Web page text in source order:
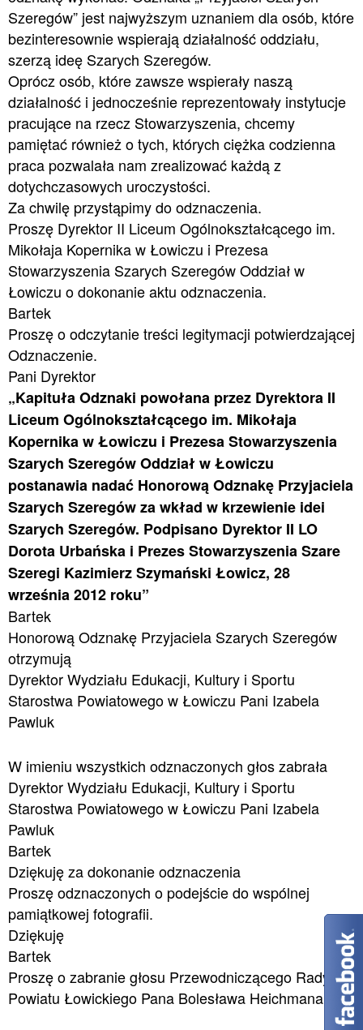
Szeregów” jest najwyższym uznaniem dla osób, które
bezinteresownie wspierają działalność oddziału,
szerzą ideę Szarych Szeregów.
Oprócz osób, które zawsze wspierały naszą
działalność i jednocześnie reprezentowały instytucje
pracujące na rzecz Stowarzyszenia, chcemy
pamiętać również o tych, których ciężka codzienna
praca pozwalała nam zrealizować każdą z
dotychczasowych uroczystości.
Za chwilę przystąpimy do odznaczenia.
Proszę Dyrektor II Liceum Ogólnokształcącego im.
Mikołaja Kopernika w Łowiczu i Prezesa
Stowarzyszenia Szarych Szeregów Oddział w
Łowiczu o dokonanie aktu odznaczenia.
Bartek
Proszę o odczytanie treści legitymacji potwierdzającej
Odznaczenie.
Pani Dyrektor
„Kapituła Odznaki powołana przez Dyrektora II
Liceum Ogólnokształcącego im. Mikołaja
Kopernika w Łowiczu i Prezesa Stowarzyszenia
Szarych Szeregów Oddział w Łowiczu
postanawia nadać Honorową Odznakę Przyjaciela
Szarych Szeregów za wkład w krzewienie idei
Szarych Szeregów. Podpisano Dyrektor II LO
Dorota Urbańska i Prezes Stowarzyszenia Szare
Szeregi Kazimierz Szymański Łowicz, 28
września 2012 roku”
Bartek
Honorową Odznakę Przyjaciela Szarych Szeregów
otrzymują
Dyrektor Wydziału Edukacji, Kultury i Sportu
Starostwa Powiatowego w Łowiczu Pani Izabela
Pawluk
W imieniu wszystkich odznaczonych głos zabrała
Dyrektor Wydziału Edukacji, Kultury i Sportu
Starostwa Powiatowego w Łowiczu Pani Izabela
Pawluk
Bartek
Dziękuję za dokonanie odznaczenia
Proszę odznaczonych o podejście do wspólnej
pamiątkowej fotografii.
Dziękuję
Bartek
Proszę o zabranie głosu Przewodniczącego Rady
Powiatu Łowickiego Pana Bolesława Heichmana